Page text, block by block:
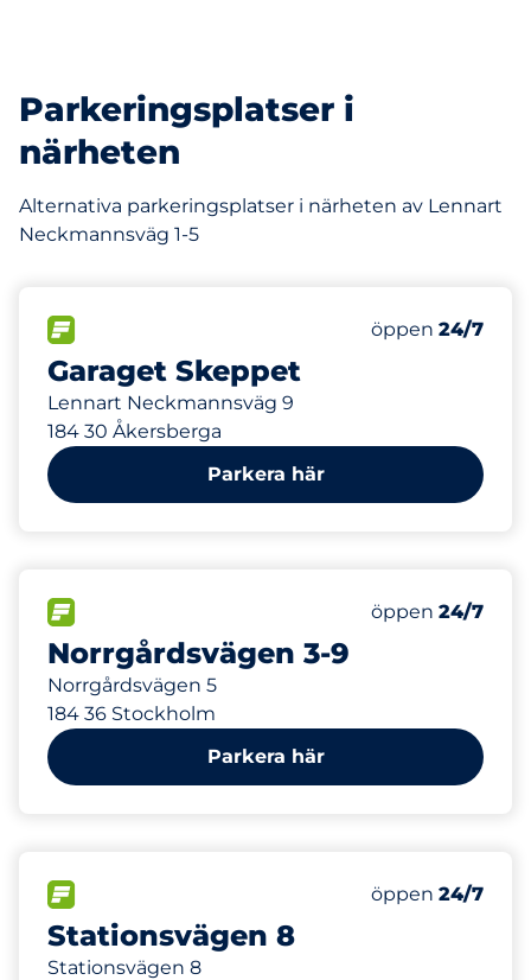
Parkeringsplatser i
närheten
Alternativa parkeringsplatser i närheten av Lennart
Neckmannsväg 1-5
Garaget Skeppet
Lennart Neckmannsväg 9
184 30 Åkersberga
Antal
Totalt antal
Lördag
öppen 24/7
123 m
Parkera här
Norrgårdsvägen 3-9
Norrgårdsvägen 5
184 36 Stockholm
Antal
Totalt antal
Lördag
öppen 24/7
365 m
Parkera här
Stationsvägen 8
Stationsvägen 8
Lördag
öppen 24/7
459 m